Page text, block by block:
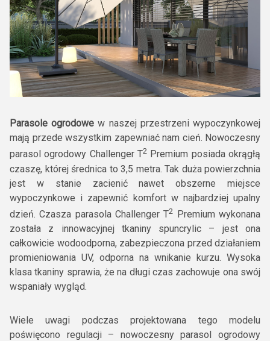
Parasole ogrodowe w naszej przestrzeni wypoczynkowej
mają przede wszystkim zapewniać nam cień. Nowoczesny
parasol ogrodowy Challenger T2 Premium posiada okrągłą
czaszę, której średnica to 3,5 metra. Tak duża powierzchnia
jest w stanie zacienić nawet obszerne miejsce
wypoczynkowe i zapewnić komfort w najbardziej upalny
dzień. Czasza parasola Challenger T2 Premium wykonana
została z innowacyjnej tkaniny spuncrylic – jest ona
całkowicie wodoodporna, zabezpieczona przed działaniem
promieniowania UV, odporna na wnikanie kurzu. Wysoka
klasa tkaniny sprawia, że na długi czas zachowuje ona swój
wspaniały wygląd.
Wiele uwagi podczas projektowana tego modelu
poświęcono regulacji – nowoczesny parasol ogrodowy